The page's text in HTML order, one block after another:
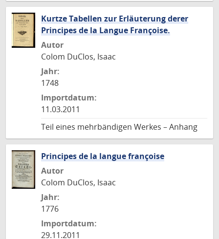
Kurtze Tabellen zur Erläuterung derer
Principes de la Langue Françoise.
Autor
Colom DuClos, Isaac
Jahr:
1748
Importdatum:
11.03.2011
Teil eines mehrbändigen Werkes – Anhang
Principes de la langue françoise
Autor
Colom DuClos, Isaac
Jahr:
1776
Importdatum:
29.11.2011